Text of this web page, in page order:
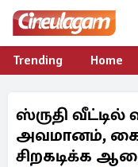
Trending Home
ஸ்ருதி வீட்டில்
அவமானம்,
சிறகடிக்க